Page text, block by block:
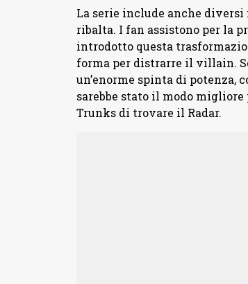
La serie include anche
ribalta. I fan assistono per la
introdotto questa
forma per distrarre il villain.
un’enorme spinta di potenza,
sarebbe stato il modo migliore
Trunks di trovare il Radar.